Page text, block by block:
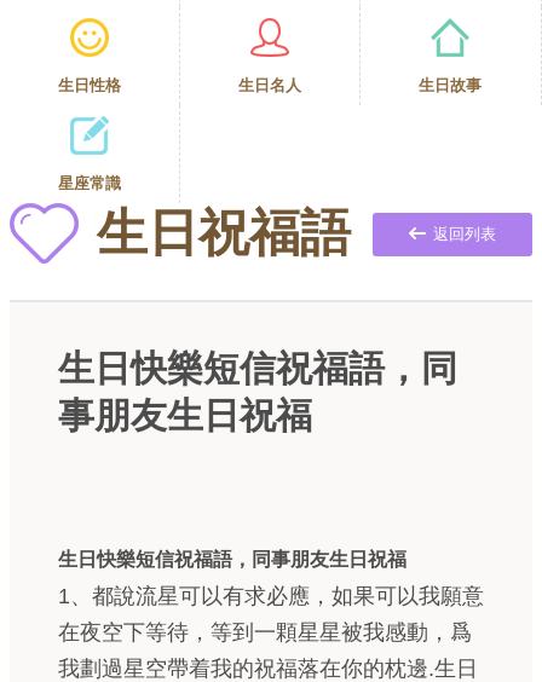
生日性格 生日名人 生日故事
星座常識
生日祝福語 返回列表
生日快樂短信祝福語，同
事朋友生日祝福
生日快樂短信祝福語，同事朋友生日祝福
1、都說流星可以有求必應，如果可以我願意
在夜空下等待，等到一顆星星被我感動，爲
我劃過星空帶着我的祝福落在你的枕邊.生日